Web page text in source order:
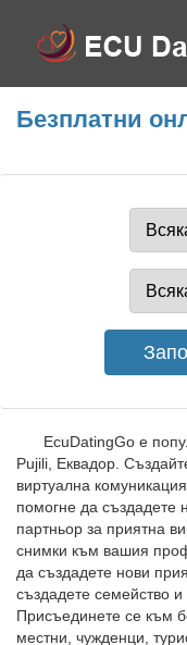
Безплатни
EcuDatingGo е
Pujili, Еквадор.
виртуална
помогне да създадете
партньор за приятна
снимки към вашия
да създадете нови
създадете семейство
Присъединете се към
местни, чужденци,